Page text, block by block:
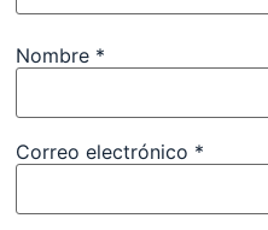
Nombre *
Correo electrónico *